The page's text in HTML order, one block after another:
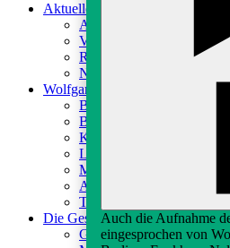
Auch die Aufnahme
eingesprochen von
Aktuelles
Aktuelles
Veranstaltungen
Rundfunk & Presse
Newsletter
Wolfgang Hilbig
Biografie
Bibliografie
Kontexte
Lektüren
Medien
Archiv
Texte
Die Gesellschaft
Gesellschaft